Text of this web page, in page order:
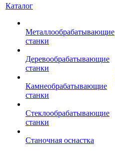
Каталог
Металлообрабатывающие
станки
Деревообрабатывающие
станки
Камнеобрабатывающие
станки
Стеклообрабатывающие
станки
Станочная оснастка